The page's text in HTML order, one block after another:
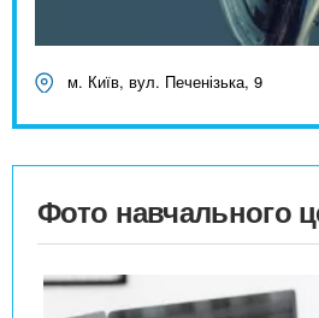
м. Київ, вул. Печенізька, 9
Фото навчального